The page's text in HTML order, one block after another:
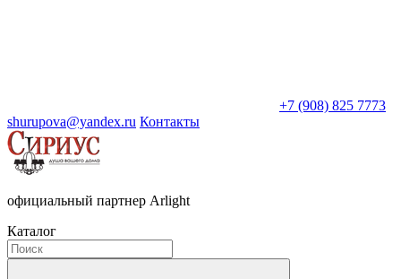
+7 (908) 825 7773
shurupova@yandex.ru Контакты
официальный партнер Arlight
Каталог